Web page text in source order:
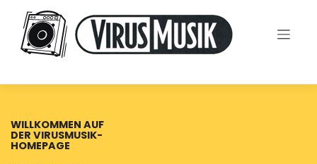
content
WILLKOMMEN AUF
DER VIRUSMUSIK-
HOMEPAGE